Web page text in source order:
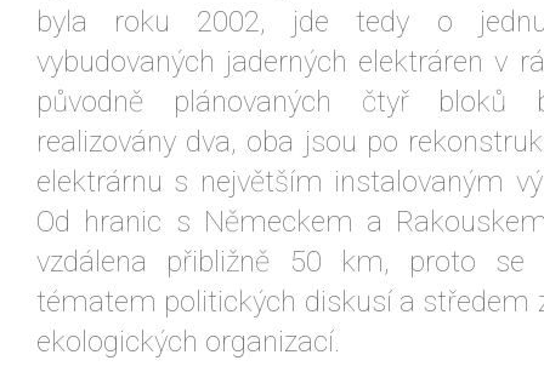
byla roku 2002, jde tedy o
vybudovaných jaderných elektráren v
původně plánovaných čtyř bloků
realizovány dva, oba jsou po
elektrárnu s největším instalovaným
Od hranic s Německem a
vzdálena přibližně 50 km, proto se
tématem politických diskusí a středem
ekologických organizací.